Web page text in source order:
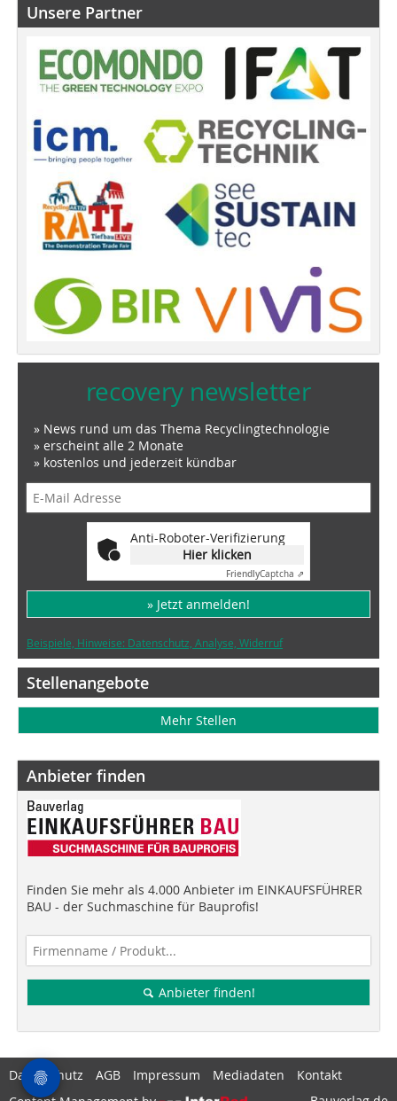
Unsere Partner
recovery newsletter
» News rund um das Thema Recyclingtechnologie
» erscheint alle 2 Monate
» kostenlos und jederzeit kündbar
Anti-Roboter-Verifizierung
Hier klicken
FriendlyCaptcha ⇗
» Jetzt anmelden!
Beispiele, Hinweise: Datenschutz, Analyse, Widerruf
Stellenangebote
Mehr Stellen
Anbieter finden
Finden Sie mehr als 4.000 Anbieter im EINKAUFSFÜHRER
BAU - der Suchmaschine für Bauprofis!
Anbieter finden!
Datenschutz AGB Impressum Mediadaten
Kontakt